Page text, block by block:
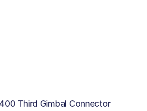
Third Gimbal Connector